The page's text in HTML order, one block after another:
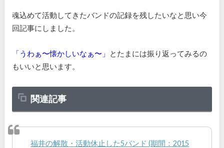
魂込めて活動してきたバンドの記録を残したいなと思い今
回記事にしました。
「うわぁ〜懐かしいなぁ〜」
とたまには振り返ってみるの
もいいと思います。
関連記事
福井の解散・活動休止した5バンド (期間：2015